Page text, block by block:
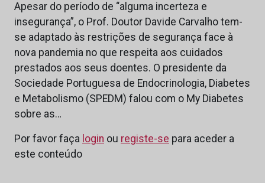
Apesar do período de “alguma incerteza e
insegurança”, o Prof. Doutor Davide Carvalho tem-
se adaptado às restrições de segurança face à
nova pandemia no que respeita aos cuidados
prestados aos seus doentes. O presidente da
Sociedade Portuguesa de Endocrinologia, Diabetes
e Metabolismo (SPEDM) falou com o My Diabetes
sobre as…
Por favor faça login ou registe-se para aceder a
este conteúdo